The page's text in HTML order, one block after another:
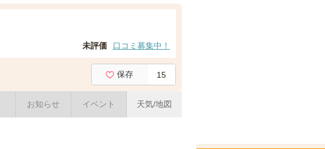
未評価 口コミ募集中！
保存 15
お知らせ イベント 天気/地図